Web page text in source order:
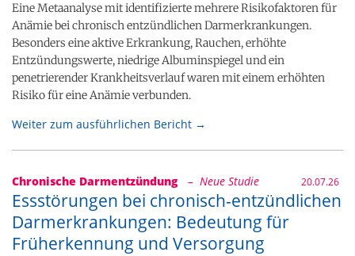
Eine Metaanalyse mit identifizierte mehrere Risikofaktoren für
Anämie bei chronisch entzündlichen Darmerkrankungen.
Besonders eine aktive Erkrankung, Rauchen, erhöhte
Entzündungswerte, niedrige Albuminspiegel und ein
penetrierender Krankheitsverlauf waren mit einem erhöhten
Risiko für eine Anämie verbunden.
Weiter zum ausführlichen Bericht →
Chronische Darmentzündung – Neue Studie 20.07.26
Essstörungen bei chronisch-entzündlichen
Darmerkrankungen: Bedeutung für
Früherkennung und Versorgung